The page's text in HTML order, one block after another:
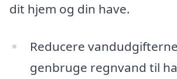
dit hjem og din have.
Reducere
genbruge regnvand til